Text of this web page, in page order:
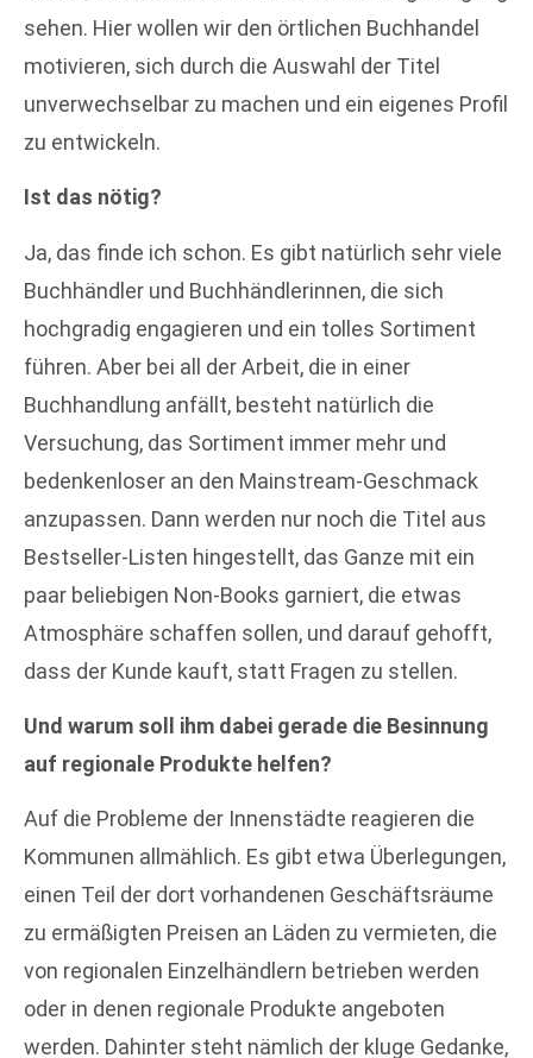
sehen. Hier wollen wir den örtlichen Buchhandel
motivieren, sich durch die Auswahl der Titel
unverwechselbar zu machen und ein eigenes Profil
zu entwickeln.
Ist das nötig?
Ja, das finde ich schon. Es gibt natürlich sehr viele
Buchhändler und Buchhändlerinnen, die sich
hochgradig engagieren und ein tolles Sortiment
führen. Aber bei all der Arbeit, die in einer
Buchhandlung anfällt, besteht natürlich die
Versuchung, das Sortiment immer mehr und
bedenkenloser an den Mainstream-Geschmack
anzupassen. Dann werden nur noch die Titel aus
Bestseller-Listen hingestellt, das Ganze mit ein
paar beliebigen Non-Books garniert, die etwas
Atmosphäre schaffen sollen, und darauf gehofft,
dass der Kunde kauft, statt Fragen zu stellen.
Und warum soll ihm dabei gerade die Besinnung
auf regionale Produkte helfen?
Auf die Probleme der Innenstädte reagieren die
Kommunen allmählich. Es gibt etwa Überlegungen,
einen Teil der dort vorhandenen Geschäftsräume
zu ermäßigten Preisen an Läden zu vermieten, die
von regionalen Einzelhändlern betrieben werden
oder in denen regionale Produkte angeboten
werden. Dahinter steht nämlich der kluge Gedanke,